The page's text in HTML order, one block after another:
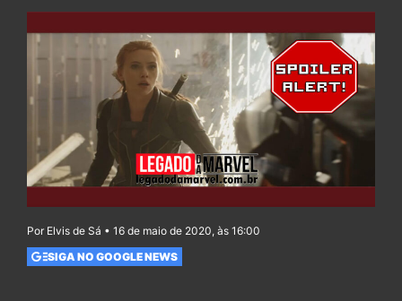
Por Elvis de Sá • 16 de maio de 2020, às 16:00
SIGA NO GOOGLE NEWS